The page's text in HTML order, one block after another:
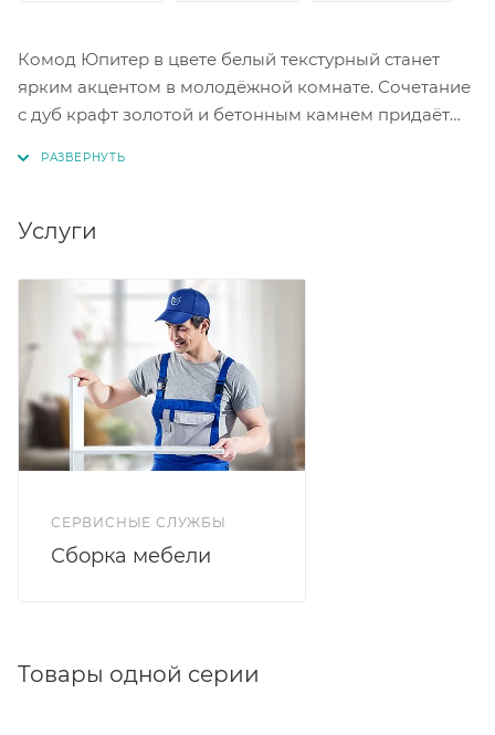
Комод Юпитер в цвете белый текстурный станет
ярким акцентом в молодёжной комнате. Сочетание
с дуб крафт золотой и бетонным камнем придаёт
обеспечивает удобство в использовании. Комод
дизайн будет гармонировать с другими предметами
мебели и декором комнаты.
Услуги
СЕРВИСНЫЕ СЛУЖБЫ
Сборка мебели
Товары одной серии